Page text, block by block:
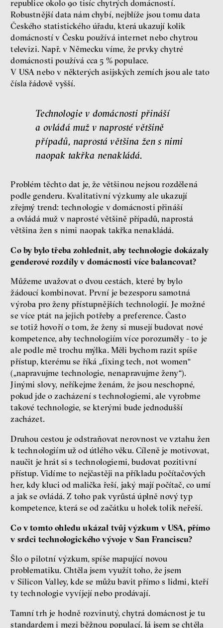
republice okolo 90 tisíc chytrých domácností.
Robustnější data nám chybí, nejblíže jsou tomu data
Českého statistického úřadu, která ukazují kolik
domácností v Česku používá internet nebo chytrou
televizi. Např. v Německu víme, že prvky chytré
domácnosti používá cca 5 % populace.
V USA nebo v některých asijských zemích jsou ale tato
čísla řádově vyšší.
Technologie v domácnosti přináší
a ovládá muž v naprosté většině
případů, naprostá většina žen s nimi
naopak takřka nenakládá.
Problém těchto dat je, že většinou nejsou rozdělená
podle genderu. Kvalitativní výzkumy ale ukazují
zřejmý trend: technologie v domácnosti přináší
a ovládá muž v naprosté většině případů, naprostá
většina žen s nimi naopak takřka nenakládá.
Co by bylo třeba zohlednit, aby technologie dokázaly
genderové rozdíly v domácnosti více balancovat?
Můžeme uvažovat o dvou cestách, které by bylo
žádoucí kombinovat. První je bezesporu samotná
výroba pro ženy přístupnějších technologií. Je možné
se více ptát na jejich potřeby a preference. Často
se totiž hovoří o tom, že ženy si musejí budovat nové
kompetence, aby technologiím více porozuměly - to je
ale podle mě trochu mýlka. Měli bychom razit spíše
přístup, kterému se říká „fixing tech, not women“
(„napravujme technologie, nenapravujme ženy“).
Jinými slovy, neříkejme ženám, že jsou neschopné,
pokud jde o zacházení s technologiemi, ale vyrobme
takové technologie, se kterými bude jednodušší
zacházet.
Druhou cestou je odstraňovat nerovnost ve vztahu žen
k technologiím už od útlého věku. Cíleně je motivovat,
naučit je hrát si s technologiemi, budovat pozitivní
přístup. Vidíme to nejčastěji na příkladu počítačových
her, kdy kluci od malička řeší, jaký mají počítač, co umí
a jak se ovládá. Z toho pak vyrůstá úplně nový typ
kompetence, která se od začátku u holek tolik neřeší.
Co v tomto ohledu ukázal tvůj výzkum v USA, přímo
v srdci technologického vývoje v San Franciscu?
Šlo o pilotní výzkum, spíše mapující novou
problematiku. Chtěla jsem využít toho, že jsem
v Silicon Valley, kde se můžu bavit přímo s lidmi, kteří
ty technologie vyvíjejí nebo prodávají.
Tamní trh je hodně rozvinutý, chytrá domácnost je tu
standardem i mezi běžnou populací. Já jsem se chtěla